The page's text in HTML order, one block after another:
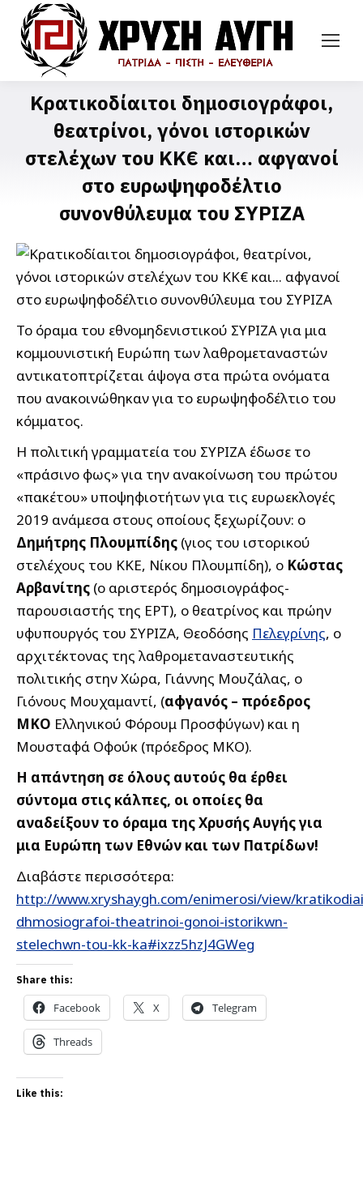
Κρατικοδίαιτοι δημοσιογράφοι,
θεατρίνοι, γόνοι ιστορικών
στελέχων του ΚΚ€ και… αφγανοί
στο ευρωψηφοδέλτιο
συνονθύλευμα του ΣΥΡΙΖΑ
Το όραμα του εθνομηδενιστικού ΣΥΡΙΖΑ για μια
κομμουνιστική Ευρώπη των λαθρομεταναστών
αντικατοπτρίζεται άψογα στα πρώτα ονόματα
που ανακοινώθηκαν για το ευρωψηφοδέλτιο του
κόμματος.
Η πολιτική γραμματεία του ΣΥΡΙΖΑ έδωσε το
«πράσινο φως» για την ανακοίνωση του πρώτου
«πακέτου» υποψηφιοτήτων για τις ευρωεκλογές
2019 ανάμεσα στους οποίους ξεχωρίζουν: ο
Δημήτρης Πλουμπίδης (γιος του ιστορικού
στελέχους του ΚΚΕ, Νίκου Πλουμπίδη), ο Κώστας
Αρβανίτης (ο αριστερός δημοσιογράφος-
παρουσιαστής της ΕΡΤ), ο θεατρίνος και πρώην
υφυπουργός του ΣΥΡΙΖΑ, Θεοδόσης Πελεγρίνης, ο
αρχιτέκτονας της λαθρομεταναστευτικής
πολιτικής στην Χώρα, Γιάννης Μουζάλας, ο
Γιόνους Μουχαμαντί, (αφγανός – πρόεδρος
ΜΚΟ Ελληνικού Φόρουμ Προσφύγων) και η
Μουσταφά Οφούκ (πρόεδρος ΜΚΟ).
Η απάντηση σε όλους αυτούς θα έρθει
σύντομα στις κάλπες, οι οποίες θα
αναδείξουν το όραμα της Χρυσής Αυγής για
μια Ευρώπη των Εθνών και των Πατρίδων!
Διαβάστε περισσότερα:
http://www.xryshaygh.com/enimerosi/view/
dhmosiografoi-theatrinoi-gonoi-istorikwn-
stelechwn-tou-kk-ka#ixzz5hzJ4GWeg
Share this:
Facebook X Telegram
Threads
Like this: